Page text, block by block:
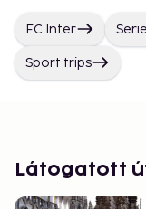
FC Inter
Sport trips
Látogatott